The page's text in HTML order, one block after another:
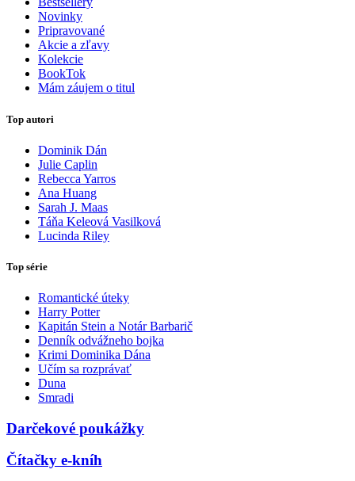
Novinky
Pripravované
Akcie a zľavy
Kolekcie
BookTok
Mám záujem o titul
Top autori
Dominik Dán
Julie Caplin
Rebecca Yarros
Ana Huang
Sarah J. Maas
Táňa Keleová Vasilková
Lucinda Riley
Top série
Romantické úteky
Harry Potter
Kapitán Stein a Notár Barbarič
Denník odvážneho bojka
Krimi Dominika Dána
Učím sa rozprávať
Duna
Smradi
Darčekové poukážky
Čítačky e-kníh